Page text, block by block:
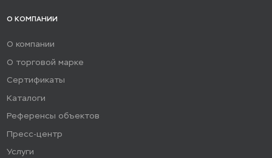
О КОМПАНИИ
О компании
О торговой марке
Сертификаты
Каталоги
Референсы объектов
Пресс-центр
Услуги